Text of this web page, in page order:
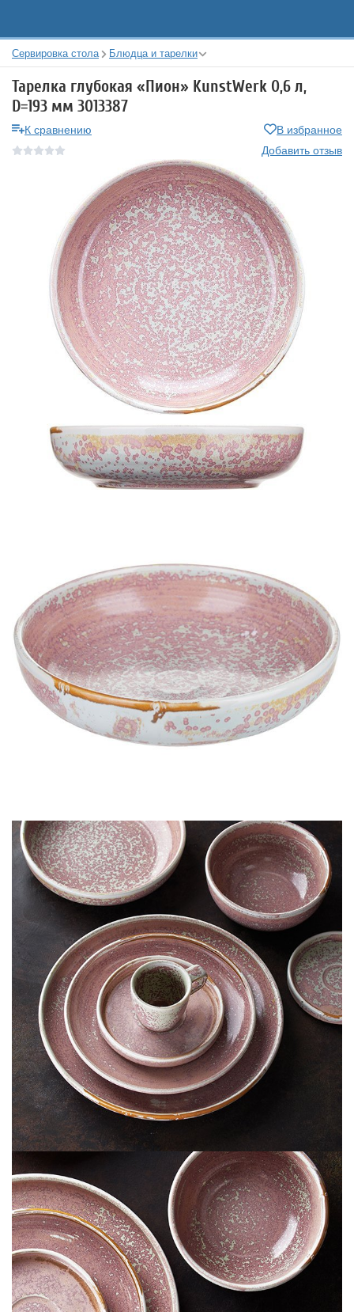
Сервировка стола Блюдца и тарелки
Тарелка глубокая «Пион» KunstWerk 0,6 л,
D=193 мм 3013387
К сравнению
В избранное
Добавить отзыв